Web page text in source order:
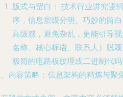
版式与留白： 技术行业讲究逻
序，信息层级分明。巧妙的留
高级感，避免杂乱，更能引导
名称、核心标语、联系人）脱
极简的电路板纹理或二进制代码
内容策略：信息架构的精炼与聚